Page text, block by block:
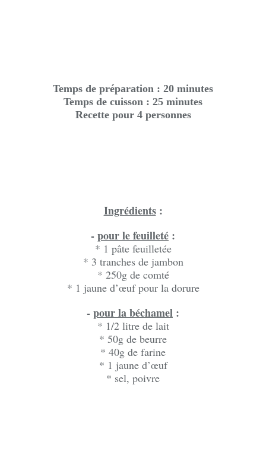
Temps de préparation : 20 minutes
Temps de cuisson : 25 minutes
Recette pour 4 personnes
Ingrédients:
-pour le feuilleté :
* 1 pâte feuilletée
* 3 tranches de jambon
* 250g de comté
* 1 jaune d’œuf pour la dorure
-pour la béchamel :
* 1/2 litre de lait
* 50g de beurre
* 40g de farine
* 1 jaune d’œuf
* sel, poivre